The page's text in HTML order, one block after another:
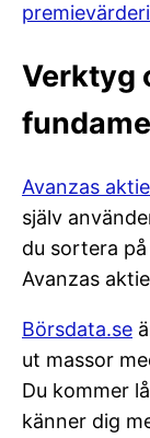
Verktyg
Avanzas
själv
du sortera
Avanzas
Börsdata.se
ut massor
Du kommer
känner dig